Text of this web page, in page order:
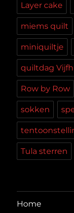
Layer cake
miems quilt
miniquiltje
quiltdag
Row by Row
sokken
Tula sterren
Home